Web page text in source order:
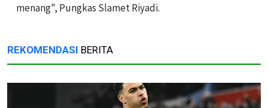
menang", Pungkas Slamet Riyadi.
REKOMENDASI BERITA